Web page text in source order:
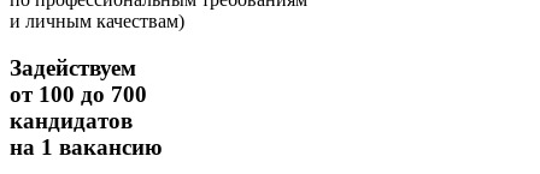
и личным качествам)
Задействуем
от 100 до 700
кандидатов
на 1 вакансию